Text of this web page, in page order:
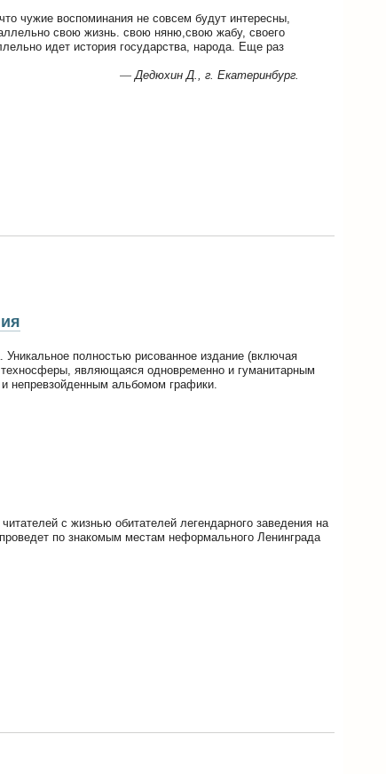
чужие воспоминания не совсем будут интересны,
свою жизнь. свою няню,свою жабу, своего
идет история государства, народа. Еще раз
— Дедюхин Д., г. Екатеринбург.
полностью рисованное издание (включая
являющаяся одновременно и гуманитарным
непревзойденным альбомом графики.
с жизнью обитателей легендарного заведения на
по знакомым местам неформального Ленинграда